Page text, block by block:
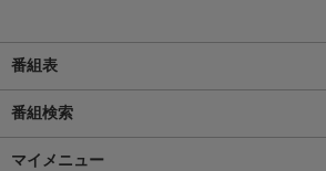
番組表
番組検索
マイメニュー